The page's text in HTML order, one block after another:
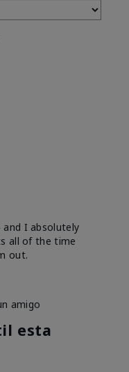
I absolutely
all of the time
out.
amigo
esta